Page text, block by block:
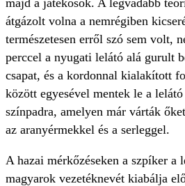
átgázolt volna a nemrégiben
természetesen erről szó sem volt,
perccel a nyugati lelátó alá gurult
csapat, és a kordonnal kialakított
között egyesével mentek le a
színpadra, amelyen már várták
az aranyérmekkel és a serleggel.
A hazai mérkőzéseken a szpíker a
magyarok vezetéknevét kiabálja